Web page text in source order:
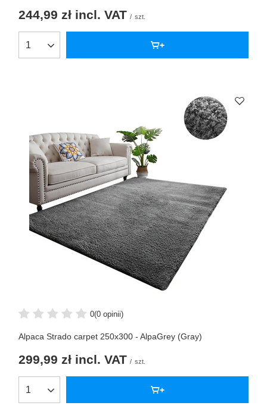
244,99 zł incl. VAT / szt.
0(0 opinii)
Alpaca Strado carpet 250x300 - AlpaGrey (Gray)
299,99 zł incl. VAT / szt.